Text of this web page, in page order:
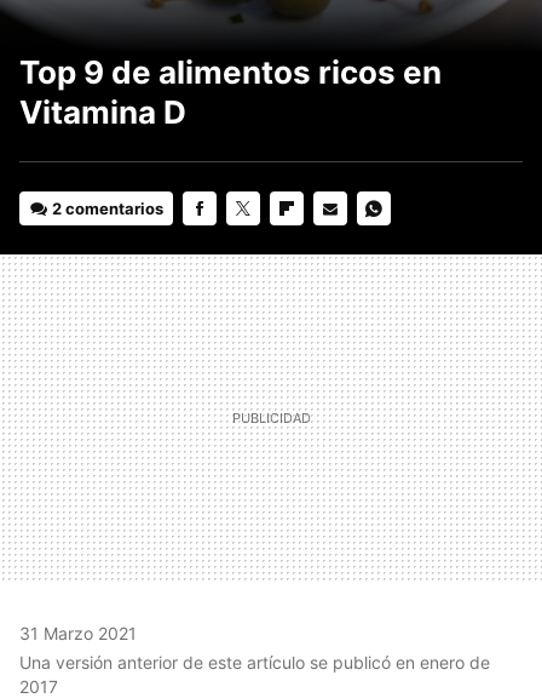
Top 9 de alimentos ricos en
Vitamina D
2 comentarios
MAIL
31 Marzo 2021
Una versión anterior de este artículo se publicó en enero de
2017